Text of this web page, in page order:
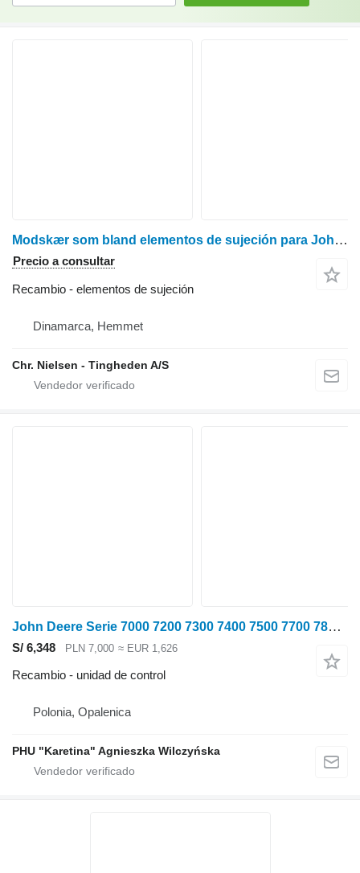
Modskær som bland elementos de sujeción para John Deere 7400 tractor de ruedas
Precio a consultar
Recambio - elementos de sujeción
Dinamarca, Hemmet
Chr. Nielsen - Tingheden A/S
John Deere Serie 7000 7200 7300 7400 7500 7700 7800 Unidad de control Det para John Deere 7000 7200 7300 7400 7500 7700 7800 tractor de ruedas
S/ 6,348 PLN 7,000 ≈ EUR 1,626
Recambio - unidad de control
Polonia, Opalenica
PHU "Karetina" Agnieszka Wilczyńska